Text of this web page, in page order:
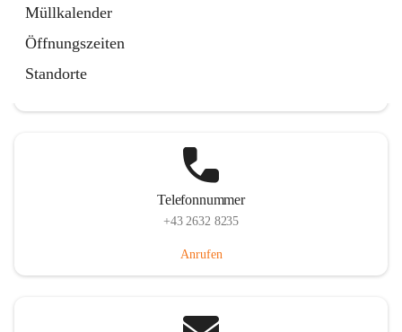
Müllkalender
Öffnungszeiten
Standorte
Telefonnummer
+43 2632 8235
Anrufen